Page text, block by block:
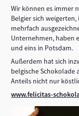
Wir können es immer
Belgier sich
mehrfach
Unternehmen, haben
und eins in Potsdam.
Außerdem hat sich
belgische Schokolade
Anteils nicht nur
www.felicitas-